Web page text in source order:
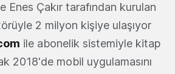
Enes Çakır tarafından kurulan
2 milyon kişiye ulaşıyor
ile abonelik sistemiyle kitap
2018'de mobil uygulamasını